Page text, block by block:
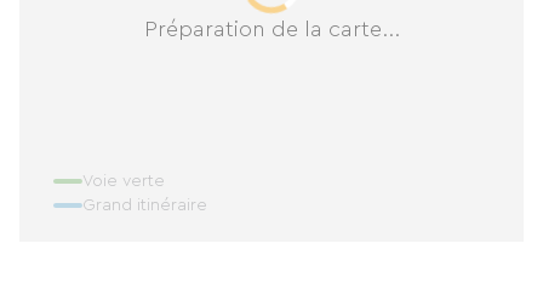
Préparation de la carte...
Voie verte
Grand itinéraire